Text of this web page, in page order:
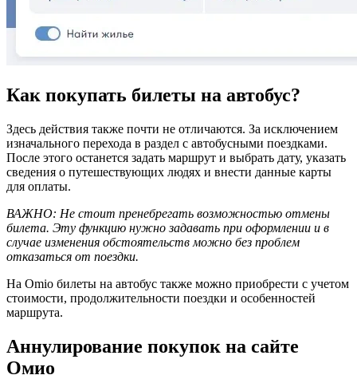
Как покупать билеты на автобус?
Здесь действия также почти не отличаются. За исключением
изначального перехода в раздел с автобусными поездками.
После этого останется задать маршрут и выбрать дату, указать
сведения о путешествующих людях и внести данные карты
для оплаты.
ВАЖНО: Не стоит пренебрегать возможностью отмены
билета. Эту функцию нужно задавать при оформлении и в
случае изменения обстоятельств можно без проблем
отказаться от поездки.
На Omio билеты на автобус также можно приобрести с учетом
стоимости, продолжительности поездки и особенностей
маршрута.
Аннулирование покупок на сайте
Омио